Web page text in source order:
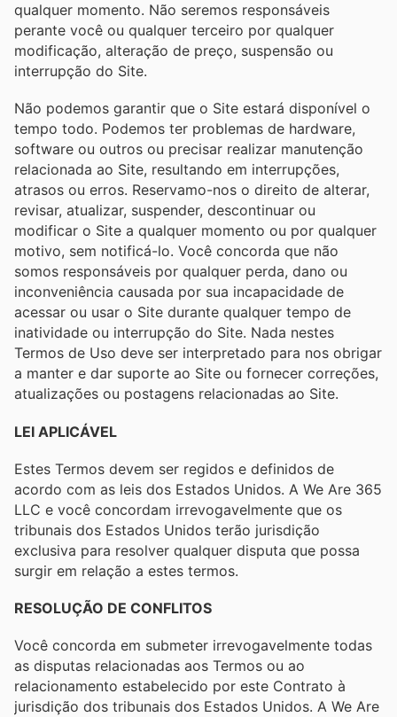
qualquer momento. Não seremos responsáveis ​​
perante você ou qualquer terceiro por qualquer
modificação, alteração de preço, suspensão ou
interrupção do Site.
Não podemos garantir que o Site estará disponível o
tempo todo. Podemos ter problemas de hardware,
software ou outros ou precisar realizar manutenção
relacionada ao Site, resultando em interrupções,
atrasos ou erros. Reservamo-nos o direito de alterar,
revisar, atualizar, suspender, descontinuar ou
modificar o Site a qualquer momento ou por qualquer
motivo, sem notificá-lo. Você concorda que não
somos responsáveis ​​por qualquer perda, dano ou
inconveniência causada por sua incapacidade de
acessar ou usar o Site durante qualquer tempo de
inatividade ou interrupção do Site. Nada nestes
Termos de Uso deve ser interpretado para nos obrigar
a manter e dar suporte ao Site ou fornecer correções,
atualizações ou postagens relacionadas ao Site.
LEI APLICÁVEL
Estes Termos devem ser regidos e definidos de
acordo com as leis dos Estados Unidos. A We Are 365
LLC e você concordam irrevogavelmente que os
tribunais dos Estados Unidos terão jurisdição
exclusiva para resolver qualquer disputa que possa
surgir em relação a estes termos.
RESOLUÇÃO DE CONFLITOS
Você concorda em submeter irrevogavelmente todas
as disputas relacionadas aos Termos ou ao
relacionamento estabelecido por este Contrato à
jurisdição dos tribunais dos Estados Unidos. A We Are